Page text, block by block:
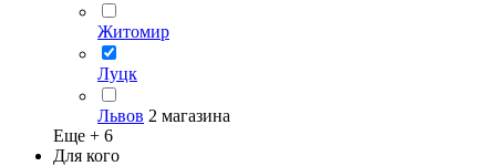
Житомир
Луцк
Львов 2 магазина
Еще + 6
Для кого